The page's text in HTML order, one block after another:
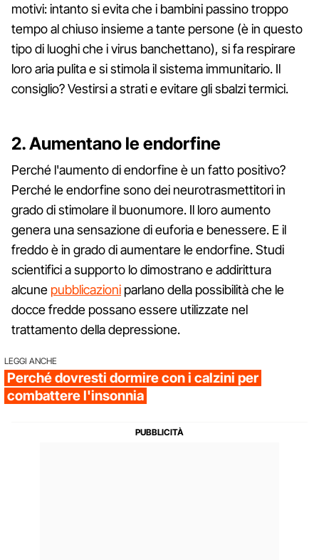
motivi: intanto si evita che i bambini passino troppo
tempo al chiuso insieme a tante persone (è in questo
tipo di luoghi che i virus banchettano), si fa respirare
loro aria pulita e si stimola il sistema immunitario. Il
consiglio? Vestirsi a strati e evitare gli sbalzi termici.
2. Aumentano le endorfine
Perché l'aumento di endorfine è un fatto positivo?
Perché le endorfine sono dei neurotrasmettitori in
grado di stimolare il buonumore. Il loro aumento
genera una sensazione di euforia e benessere. E il
freddo è in grado di aumentare le endorfine. Studi
scientifici a supporto lo dimostrano e addirittura
alcune pubblicazioni parlano della possibilità che le
docce fredde possano essere utilizzate nel
trattamento della depressione.
LEGGI ANCHE
Perché dovresti dormire con i calzini per
combattere l'insonnia